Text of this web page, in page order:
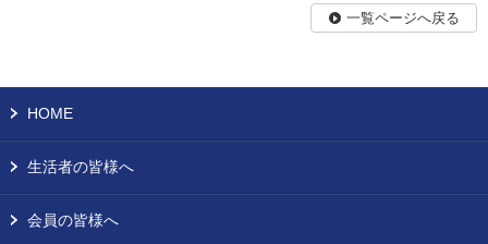
一覧ページへ戻る
HOME
生活者の皆様へ
会員の皆様へ